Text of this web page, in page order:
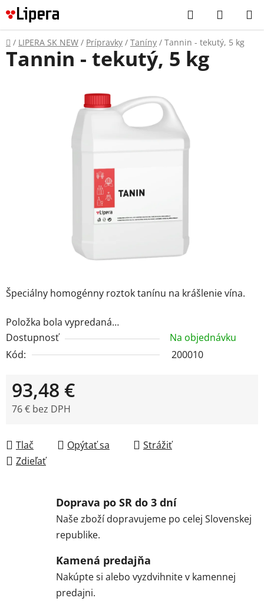
Prejsť
na
obsah
Hľadať
KOŠÍK
Domov
/ LIPERA SK NEW / Prípravky / Taníny / Tannin - tekutý, 5 kg
Špeciálny homogénny roztok tanínu na krášlenie vína.
Položka bola vypredaná…
Dostupnosť
Na objednávku
Kód:
200010
93,48 €
76 € bez DPH
Tlač
Opýtať sa
Strážiť
Zdieľať
Tannin - tekutý, 5 kg
Doprava po SR do 3 dní
Naše zboží dopravujeme po celej Slovenskej
republike.
Kamená predajňa
Nakúpte si alebo vyzdvihnite v kamennej
predajni.